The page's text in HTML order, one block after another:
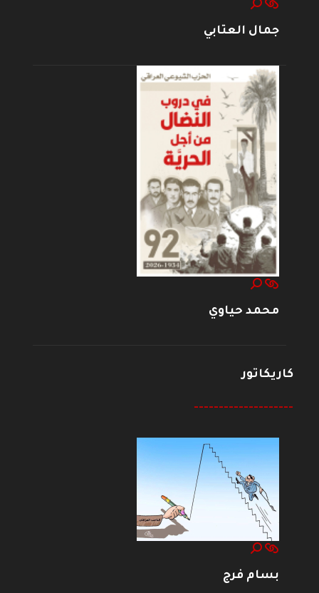
جمال العتابي
محمد حياوي
كاريكاتور
--------------------
بسام فرج